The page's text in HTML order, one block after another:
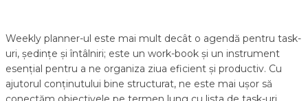
Weekly planner-ul este mai mult decât o agendă pentru task-
uri, ședințe și întâlniri; este un work-book și un instrument
esențial pentru a ne organiza ziua eficient și productiv. Cu
ajutorul conținutului bine structurat, ne este mai ușor să